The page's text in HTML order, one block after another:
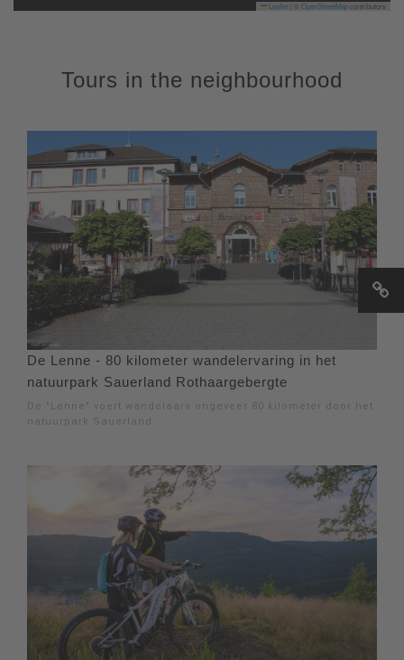
Leaflet OpenStreetMapcontributors
Tours in the neighbourhood
De Lenne - 80 kilometer wandelervaring in het
natuurpark Sauerland Rothaargebergte
De "Lenne" voert wandelaars ongeveer 80 kilometer door het
natuurpark Sauerland.